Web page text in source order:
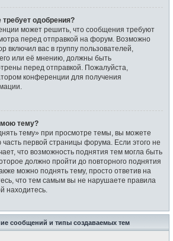
одобрения?
может решить, что сообщения требуют
перед отправкой на форум. Возможно
включил вас в группу пользователей,
или её мнению, должны быть
перед отправкой. Пожалуйста,
конференции для получения
мою тему?
тему» при просмотре темы, вы можете
первой страницы форума. Если этого не
что возможность поднятия тем могла быть
должно пройти до повторного поднятия
можно поднять тему, просто ответив на
что тем самым вы не нарушаете правила
находитесь.
сообщений и типы создаваемых тем